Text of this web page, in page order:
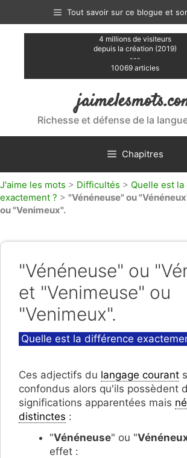
contenu
Tout savoir sur ce blogue et
4 millions de visiteurs
depuis la création (2019)
---
10069 articles
Richesse et défense de la
Chapitres
J'aime les mots > Difficultés > Quelle est
exactement ? > "Vénéneuse" ou
ou "Venimeux".
"Vénéneuse" ou
et "Venimeuse" ou
"Venimeux".
Catégories
Quelle est la différence
Ces adjectifs du langage courant
confondus alors qu'ils possèdent
significations apparentées mais
distinctes :
"Vénéneuse" ou "
effet :